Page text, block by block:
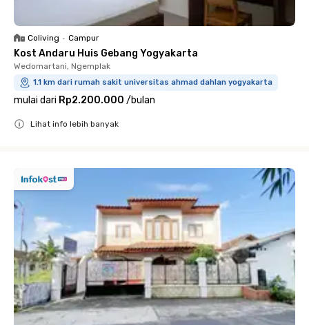
Coliving • Campur
Kost Andaru Huis Gebang Yogyakarta
Wedomartani, Ngemplak
1.1 km dari rumah sakit universitas ahmad dahlan yogyakarta
mulai dari Rp2.200.000 /bulan
Lihat info lebih banyak